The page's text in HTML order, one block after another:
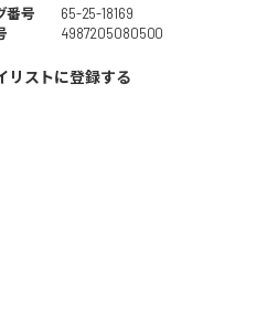
番号
65-25-18169
4987205080500
リストに登録する